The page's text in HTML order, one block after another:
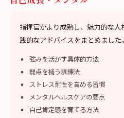
指揮官がより成熟し、魅力的な
践的なアドバイスをまとめました。
強みを活かす具体的方法
弱点を補う訓練法
ストレス耐性を高める習慣
メンタルヘルスケアの要点
自己肯定感を育てる方法